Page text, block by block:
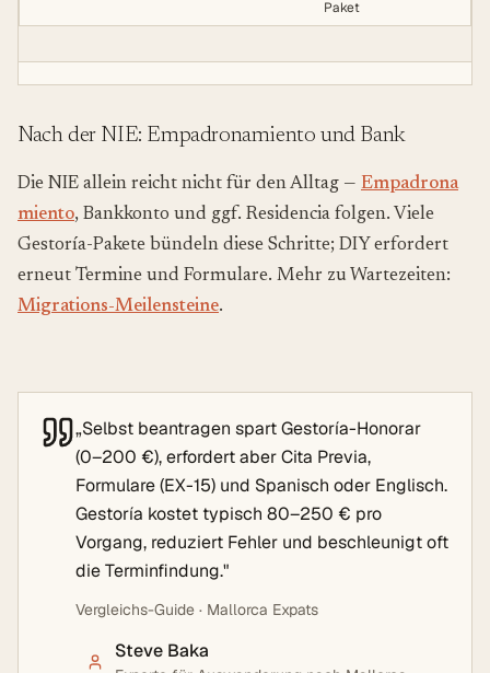
Paket
Nach der NIE: Empadronamiento und Bank
Die NIE allein reicht nicht für den Alltag — Empadrona
miento, Bankkonto und ggf. Residencia folgen. Viele
Gestoría-Pakete bündeln diese Schritte; DIY erfordert
erneut Termine und Formulare. Mehr zu Wartezeiten:
Migrations-Meilensteine.
„Selbst beantragen spart Gestoría-Honorar
(0–200 €), erfordert aber Cita Previa,
Formulare (EX-15) und Spanisch oder Englisch.
Gestoría kostet typisch 80–250 € pro
Vorgang, reduziert Fehler und beschleunigt oft
die Terminfindung."
Vergleichs-Guide · Mallorca Expats
Steve Baka